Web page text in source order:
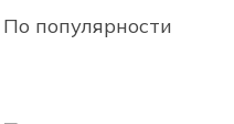
По популярности